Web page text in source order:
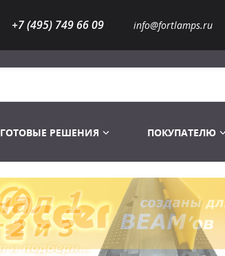
+7 (495) 749 66 09 info@fortlamps.ru
Лампы газоразрядные
ГОТОВЫЕ РЕШЕНИЯ ПОКУПАТЕЛЮ